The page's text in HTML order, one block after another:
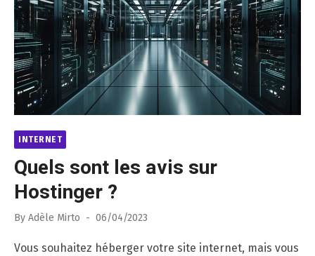
INTERNET
Quels sont les avis sur
Hostinger ?
By Adèle Mirto
Posted
06/04/2023
Vous souhaitez héberger votre site internet, mais vous